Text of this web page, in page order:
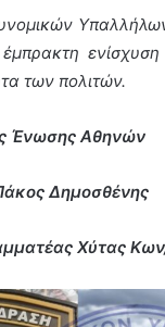
έμπρακτη
των πολιτών.
Ένωσης Αθηνών
Δημοσθένης
Χύτας